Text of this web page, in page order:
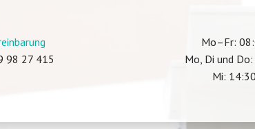
98 27 415
Mo–Fr:
Mo, Di und
Mi: